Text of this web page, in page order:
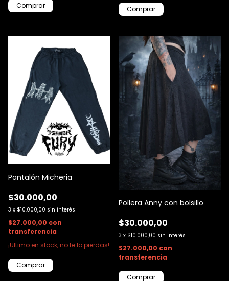
Comprar Comprar
Pantalón Micheria
$30.000,00
3 x $10.000,00 sin interés
$27.000,00 con
transferencia
¡Ultimo en stock, no te lo pierdas!
Comprar
Pollera Anny con bolsillo
$30.000,00
3 x $10.000,00 sin interés
$27.000,00 con
transferencia
Comprar